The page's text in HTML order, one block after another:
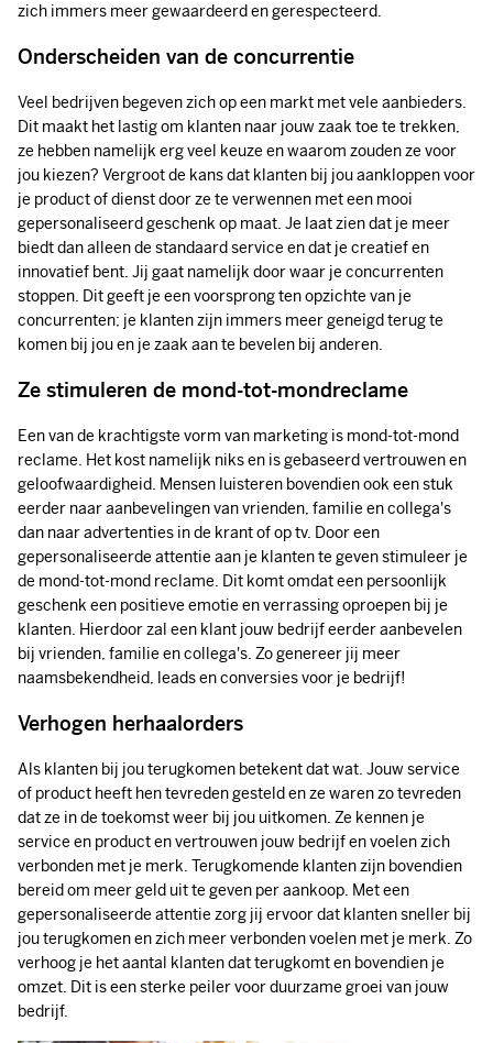
zich immers meer gewaardeerd en gerespecteerd.
Onderscheiden van de concurrentie
Veel bedrijven begeven zich op een markt met vele aanbieders.
Dit maakt het lastig om klanten naar jouw zaak toe te trekken,
ze hebben namelijk erg veel keuze en waarom zouden ze voor
jou kiezen? Vergroot de kans dat klanten bij jou aankloppen voor
je product of dienst door ze te verwennen met een mooi
gepersonaliseerd geschenk op maat. Je laat zien dat je meer
biedt dan alleen de standaard service en dat je creatief en
innovatief bent. Jij gaat namelijk door waar je concurrenten
stoppen. Dit geeft je een voorsprong ten opzichte van je
concurrenten; je klanten zijn immers meer geneigd terug te
komen bij jou en je zaak aan te bevelen bij anderen.
Ze stimuleren de mond-tot-mondreclame
Een van de krachtigste vorm van marketing is mond-tot-mond
reclame. Het kost namelijk niks en is gebaseerd vertrouwen en
geloofwaardigheid. Mensen luisteren bovendien ook een stuk
eerder naar aanbevelingen van vrienden, familie en collega's
dan naar advertenties in de krant of op tv. Door een
gepersonaliseerde attentie aan je klanten te geven stimuleer je
de mond-tot-mond reclame. Dit komt omdat een persoonlijk
geschenk een positieve emotie en verrassing oproepen bij je
klanten. Hierdoor zal een klant jouw bedrijf eerder aanbevelen
bij vrienden, familie en collega's. Zo genereer jij meer
naamsbekendheid, leads en conversies voor je bedrijf!
Verhogen herhaalorders
Als klanten bij jou terugkomen betekent dat wat. Jouw service
of product heeft hen tevreden gesteld en ze waren zo tevreden
dat ze in de toekomst weer bij jou uitkomen. Ze kennen je
service en product en vertrouwen jouw bedrijf en voelen zich
verbonden met je merk. Terugkomende klanten zijn bovendien
bereid om meer geld uit te geven per aankoop. Met een
gepersonaliseerde attentie zorg jij ervoor dat klanten sneller bij
jou terugkomen en zich meer verbonden voelen met je merk. Zo
verhoog je het aantal klanten dat terugkomt en bovendien je
omzet. Dit is een sterke peiler voor duurzame groei van jouw
bedrijf.